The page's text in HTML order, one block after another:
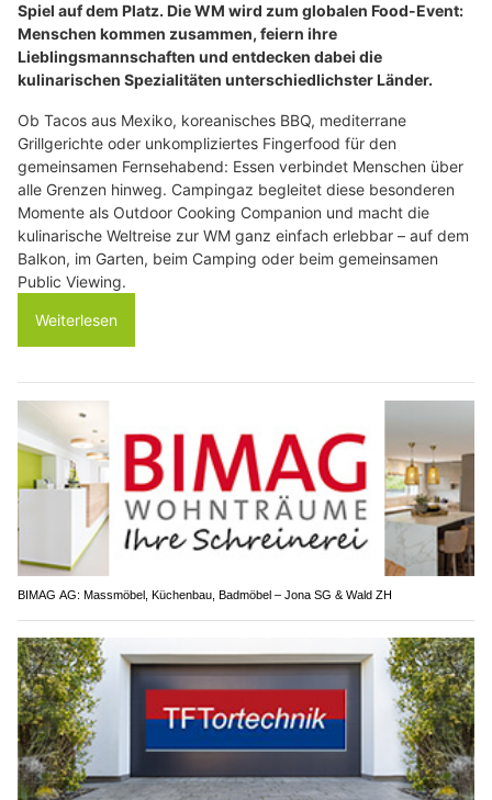
Spiel auf dem Platz. Die WM wird zum globalen Food-Event:
Menschen kommen zusammen, feiern ihre
Lieblingsmannschaften und entdecken dabei die
kulinarischen Spezialitäten unterschiedlichster Länder.
Ob Tacos aus Mexiko, koreanisches BBQ, mediterrane
Grillgerichte oder unkompliziertes Fingerfood für den
gemeinsamen Fernsehabend: Essen verbindet Menschen über
alle Grenzen hinweg. Campingaz begleitet diese besonderen
Momente als Outdoor Cooking Companion und macht die
kulinarische Weltreise zur WM ganz einfach erlebbar – auf dem
Balkon, im Garten, beim Camping oder beim gemeinsamen
Public Viewing.
Weiterlesen
BIMAG AG: Massmöbel, Küchenbau, Badmöbel – Jona SG & Wald ZH